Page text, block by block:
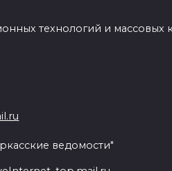
технологий и массовых
ведомости"